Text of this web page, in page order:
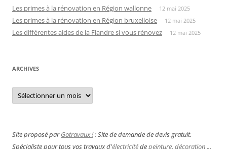
Les primes à la rénovation en Région wallonne 12 mai 2025
Les primes à la rénovation en Région bruxelloise 12 mai 2025
Les différentes aides de la Flandre si vous rénovez 12 mai 2025
ARCHIVES
Archives
Site proposé parGotravaux !: Site de demande de devis gratuit.
Spécialiste pour tous vos travaux d'électricitédepeinture, décoration...